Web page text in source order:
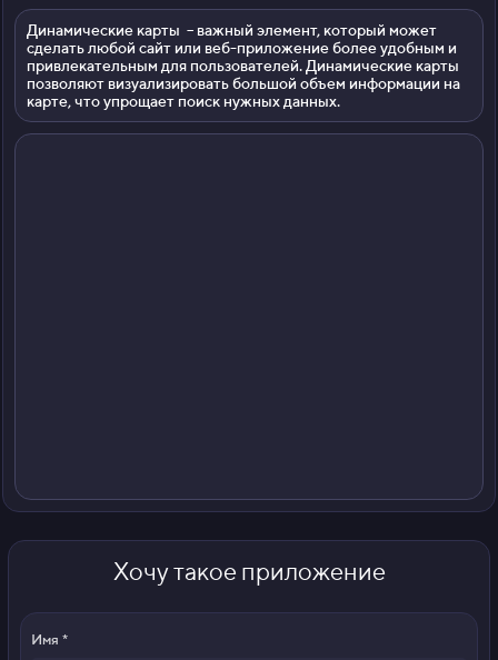
Динамические карты – важный элемент, который может
сделать любой сайт или веб-приложение более удобным и
привлекательным для пользователей. Динамические карты
позволяют визуализировать большой объем информации на
карте, что упрощает поиск нужных данных.
Хочу такое приложение
Имя *